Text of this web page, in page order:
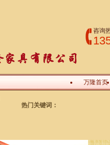
咨询
万隆首页
热门关键词：